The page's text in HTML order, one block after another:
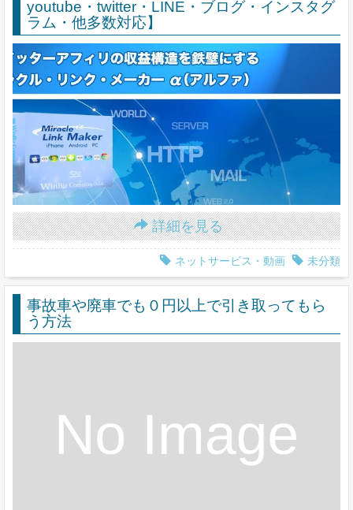
youtube・twitter・LINE・ブログ・インスタグ
ラム・他多数対応】
詳細を見る
ネットサービス・動画 未分類
事故車や廃車でも０円以上で引き取ってもら
う方法